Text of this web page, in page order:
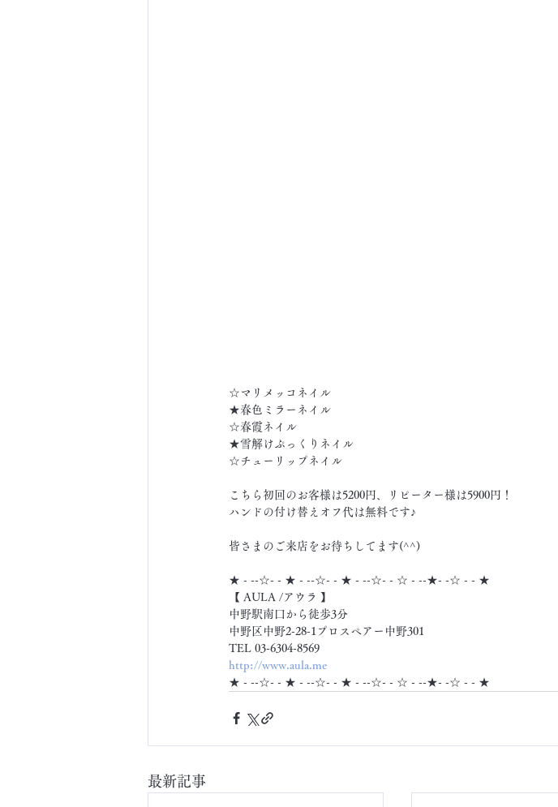
☆マリメッコネイル
★春色ミラーネイル
☆春霞ネイル
★雪解けぷっくりネイル
☆チューリップネイル
こちら初回のお客様は5200円、リピーター様は5900円！
ハンドの付け替えオフ代は無料です♪
皆さまのご来店をお待ちしてます(^^)
★ - --☆- - ★ - --☆- - ★ - --☆- - ☆ - --★- -☆ - - ★
【 AULA /アウラ 】
中野駅南口から徒歩3分
中野区中野2-28-1プロスペアー中野301
TEL 03-6304-8569
http://www.aula.me
★ - --☆- - ★ - --☆- - ★ - --☆- - ☆ - --★- -☆ - - ★
最新記事